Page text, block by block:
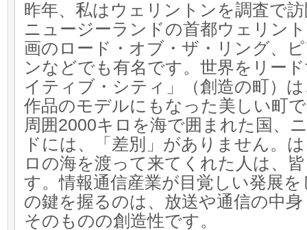
昨年、私はウェリントンを調査で
ニュージーランドの首都ウェリン
画のロード・オブ・ザ・リング、
ンなどでも有名です。世界をリー
イティブ・シティ」（創造の町）
作品のモデルにもなった美しい町
周囲2000キロを海で囲まれた国、
ドには、「差別」がありません。
ロの海を渡って来てくれた人は、
す。情報通信産業が目覚しい発展
の鍵を握るのは、放送や通信の中
そのものの創造性です。